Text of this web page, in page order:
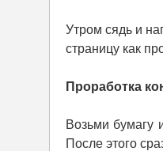
Утром сядь и
страницу как
Проработка
Возьми бумагу
После этого